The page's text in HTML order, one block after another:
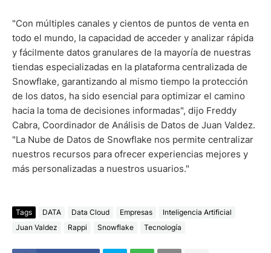
"Con múltiples canales y cientos de puntos de venta en
todo el mundo, la capacidad de acceder y analizar rápida
y fácilmente datos granulares de la mayoría de nuestras
tiendas especializadas en la plataforma centralizada de
Snowflake, garantizando al mismo tiempo la protección
de los datos, ha sido esencial para optimizar el camino
hacia la toma de decisiones informadas", dijo Freddy
Cabra, Coordinador de Análisis de Datos de Juan Valdez.
"La Nube de Datos de Snowflake nos permite centralizar
nuestros recursos para ofrecer experiencias mejores y
más personalizadas a nuestros usuarios."
Tags DATA Data Cloud Empresas
Inteligencia Artificial
Juan Valdez
Rappi Snowflake Tecnología